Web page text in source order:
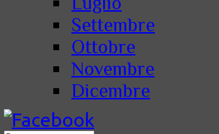
Settembre
Ottobre
Novembre
Dicembre